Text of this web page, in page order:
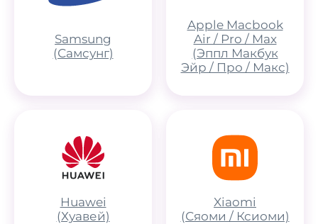
Samsung
(Самсунг)
Apple Macbook
Air / Pro / Max
(Эппл Макбук
Эйр / Про / Макс)
Huawei
(Хуавей)
Xiaomi
(Сяоми / Ксиоми)